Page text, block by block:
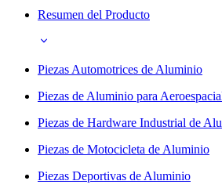
Resumen del Producto
Piezas Automotrices de Aluminio
Piezas de Aluminio para
Piezas de Hardware Industrial de
Piezas de Motocicleta de Aluminio
Piezas Deportivas de Aluminio